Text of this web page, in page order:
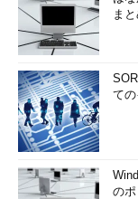
それでは、実際に
みよう。
（1）
相
シュを作
（2）
鍵で暗号
（3） 平
ま
て
の